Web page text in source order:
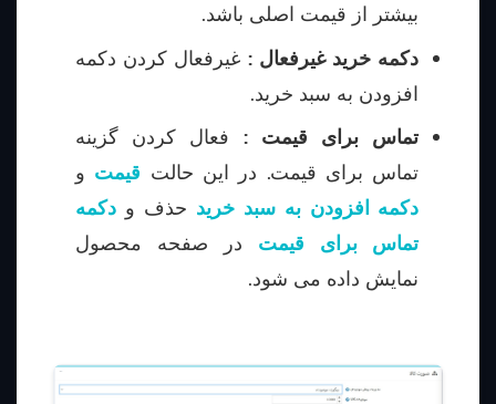
بیشتر از قیمت اصلی باشد.
دکمه خرید غیرفعال : غیرفعال کردن دکمه
افزودن به سبد خرید.
تماس برای قیمت : فعال کردن گزینه
تماس برای قیمت. در این حالت قیمت و
دکمه افزودن به سبد خرید حذف و دکمه
تماس برای قیمت
در صفحه محصول
نمایش داده می شود.